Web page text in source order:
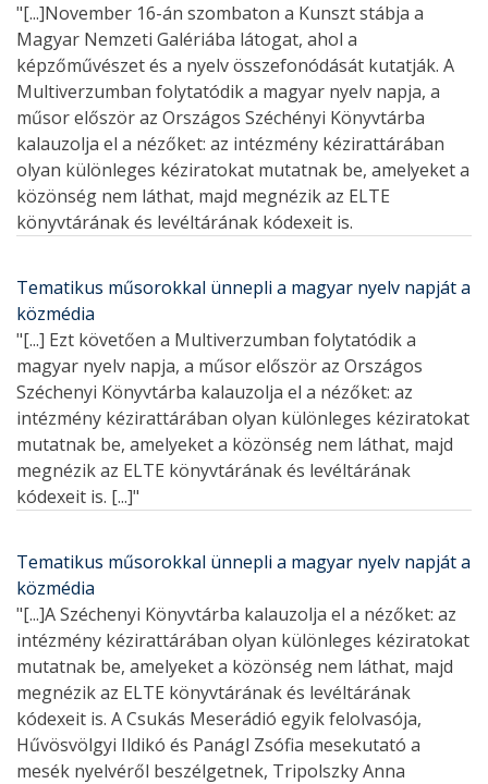
"[...]November 16-án szombaton a Kunszt stábja a
Magyar Nemzeti Galériába látogat, ahol a
képzőművészet és a nyelv összefonódását kutatják. A
Multiverzumban folytatódik a magyar nyelv napja, a
műsor először az Országos Széchényi Könyvtárba
kalauzolja el a nézőket: az intézmény kézirattárában
olyan különleges kéziratokat mutatnak be, amelyeket a
közönség nem láthat, majd megnézik az ELTE
könyvtárának és levéltárának kódexeit is.
Tematikus műsorokkal ünnepli a magyar nyelv napját a
közmédia
"[...] Ezt követően a Multiverzumban folytatódik a
magyar nyelv napja, a műsor először az Országos
Széchenyi Könyvtárba kalauzolja el a nézőket: az
intézmény kézirattárában olyan különleges kéziratokat
mutatnak be, amelyeket a közönség nem láthat, majd
megnézik az ELTE könyvtárának és levéltárának
kódexeit is. [...]"
Tematikus műsorokkal ünnepli a magyar nyelv napját a
közmédia
"[...]A Széchenyi Könyvtárba kalauzolja el a nézőket: az
intézmény kézirattárában olyan különleges kéziratokat
mutatnak be, amelyeket a közönség nem láthat, majd
megnézik az ELTE könyvtárának és levéltárának
kódexeit is. A Csukás Meserádió egyik felolvasója,
Hűvösvölgyi Ildikó és Panágl Zsófia mesekutató a
mesék nyelvéről beszélgetnek, Tripolszky Anna